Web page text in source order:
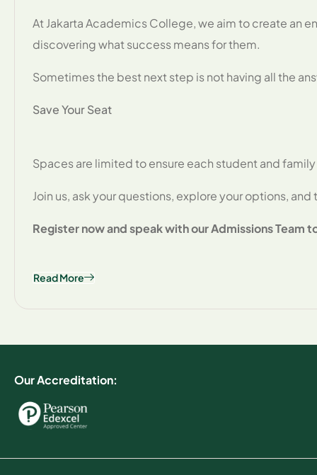
At Jakarta Academics College, we aim to create an
discovering what success means for them.
Sometimes the best next step is not having all the
Save Your Seat
Spaces are limited to ensure each student and
Join us, ask your questions, explore your options,
Register now and speak with our Admissions Team
Read More
Our Accreditation: